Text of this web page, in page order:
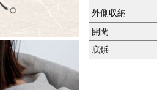
外側収納
開閉
底鋲